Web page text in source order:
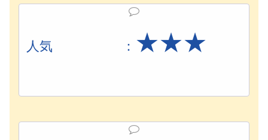
人気 ： ★★★